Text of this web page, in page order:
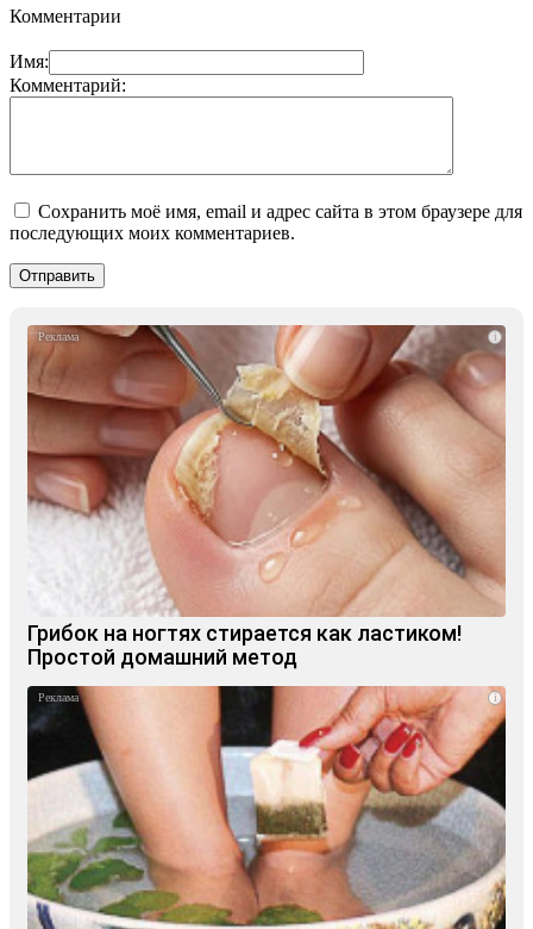
Комментарии
Имя:
Комментарий:
Сохранить моё имя, email и адрес сайта в этом браузере для
последующих моих комментариев.
i
Грибок на ногтях стирается как ластиком!
Простой домашний метод
i